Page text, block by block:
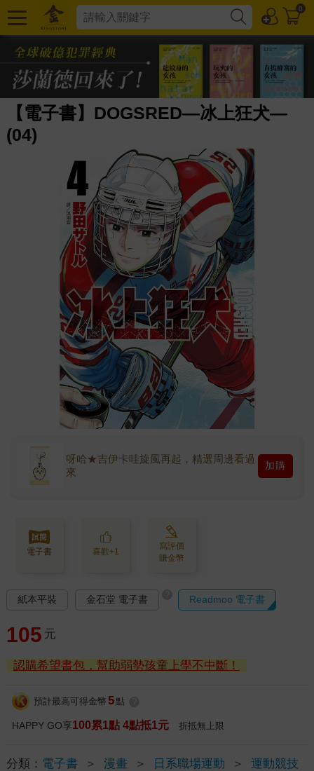
0
【電子書】DOGSRED—冰上狂犬—
(04)
呀哈★吉伊卡哇旋風再起，精選周邊看過
來
加購
電子書 喜歡+1
寫評價
賺金幣
紙本平裝 金石堂 電子書 Readmoo 電子書
105 元
認購希望書包，幫助弱勢孩童上學不中斷！
預計最高可得金幣 5 點
HAPPY GO享100累1點 4點抵1元 折抵無上限
分類： 電子書 ＞ 漫畫 ＞ 日系職場運動 ＞ 運動競技